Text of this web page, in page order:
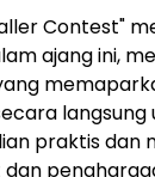
Contest"
ajang ini,
langsung
praktis dan